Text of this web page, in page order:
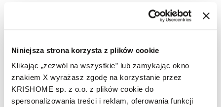
Niniejsza strona korzysta z plików cookie
Klikając „zezwól na wszystkie” lub zamykając okno
znakiem X wyrażasz zgodę na korzystanie przez
KRISHOME sp. z o.o. z plików cookie do
spersonalizowania treści i reklam, oferowania funkcji
Wyczyść filtry
Brak wyników spełniających kryteria